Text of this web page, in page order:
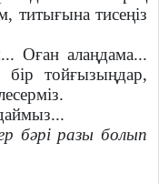
титығына тисеңіз
Оған алаңдама...
тойғызыңдар,
бәрі разы болып